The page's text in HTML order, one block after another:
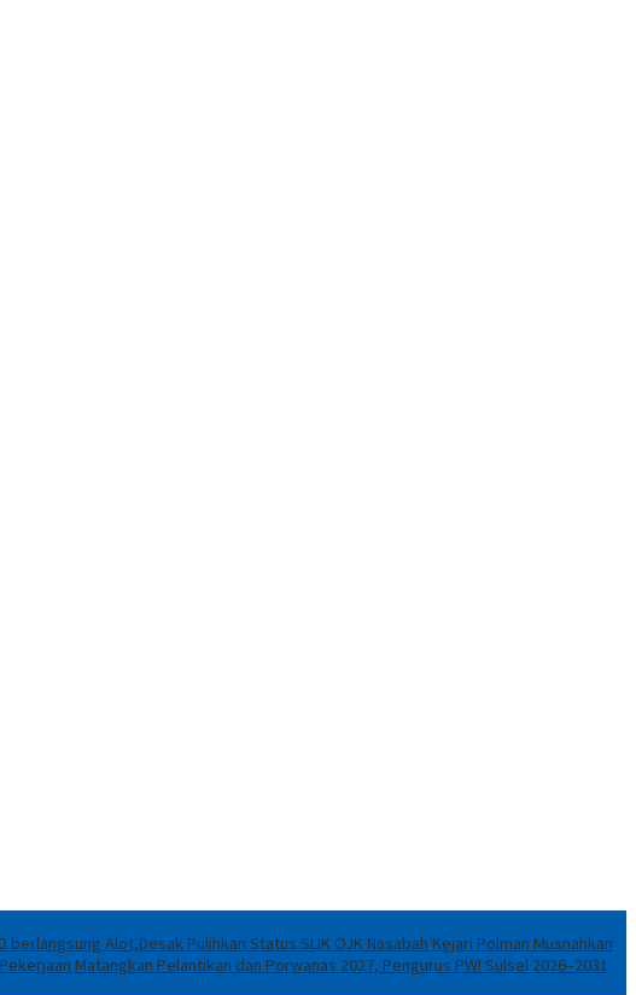
berlangsung Alot,Desak Pulihkan Status SLIK OJK Nasabah Kejari Polman Musnahkan
Matangkan Pelantikan dan Porwanas 2027, Pengurus PWI Sulsel 2026–2031